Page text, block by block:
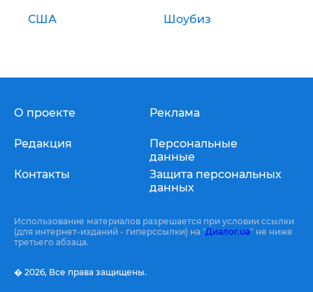
США Шоубиз
О проекте
Редакция
Контакты
Реклама
Персональные
данные
Защита персональных
данных
Использование материалов разрешается при условии ссылки
(для интернет-изданий - гиперссылки) на "Диалог.ua" не ниже
третьего абзаца.
� 2026, Все права защищены.